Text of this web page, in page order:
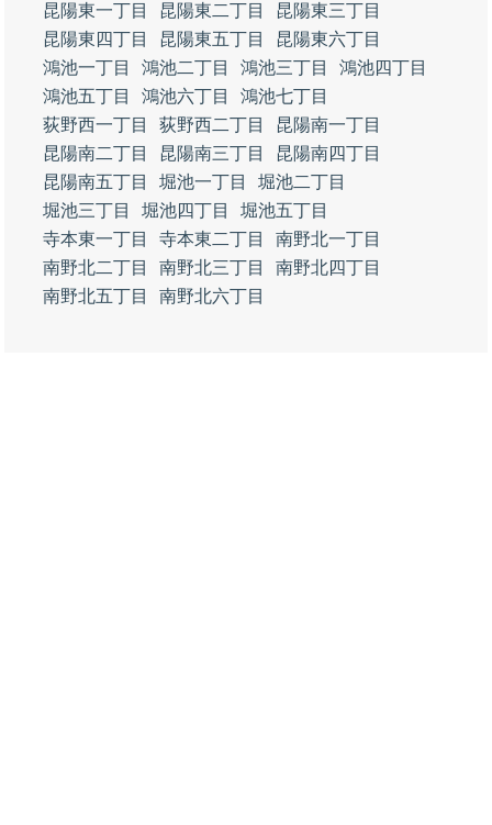
昆陽東一丁目
昆陽東二丁目
昆陽東三丁目
昆陽東四丁目
昆陽東五丁目
昆陽東六丁目
鴻池一丁目
鴻池二丁目 鴻池三丁目
鴻池四丁目
鴻池五丁目
鴻池六丁目
鴻池七丁目
荻野西一丁目
荻野西二丁目
昆陽南一丁目
昆陽南二丁目
昆陽南三丁目
昆陽南四丁目
昆陽南五丁目
堀池一丁目
堀池二丁目
堀池三丁目
堀池四丁目
堀池五丁目
寺本東一丁目
寺本東二丁目
南野北一丁目
南野北二丁目
南野北三丁目
南野北四丁目
南野北五丁目
南野北六丁目